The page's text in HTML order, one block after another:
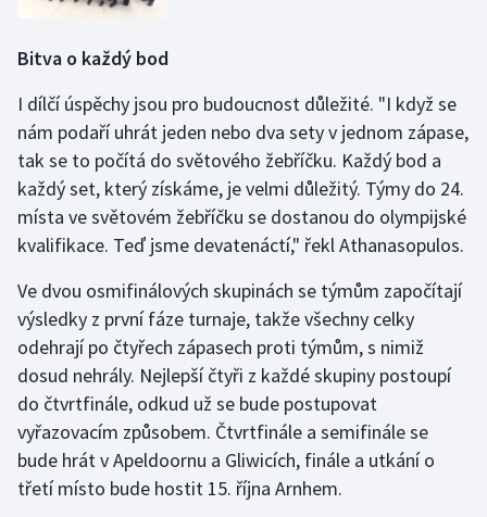
Stolní tenis
Triatlon
Veslování
Vodní slalom
Volejbal
Bitva o každý bod
I dílčí úspěchy jsou pro budoucnost důležité. "I když se
nám podaří uhrát jeden nebo dva sety v jednom zápase,
tak se to počítá do světového žebříčku. Každý bod a
každý set, který získáme, je velmi důležitý. Týmy do 24.
místa ve světovém žebříčku se dostanou do olympijské
kvalifikace. Teď jsme devatenáctí," řekl Athanasopulos.
Ve dvou osmifinálových skupinách se týmům započítají
výsledky z první fáze turnaje, takže všechny celky
odehrají po čtyřech zápasech proti týmům, s nimiž
dosud nehrály. Nejlepší čtyři z každé skupiny postoupí
do čtvrtfinále, odkud už se bude postupovat
vyřazovacím způsobem. Čtvrtfinále a semifinále se
bude hrát v Apeldoornu a Gliwicích, finále a utkání o
třetí místo bude hostit 15. října Arnhem.